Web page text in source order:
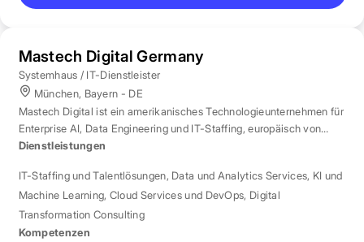
Mastech Digital Germany
Systemhaus / IT-Dienstleister
München, Bayern - DE
Mastech Digital ist ein amerikanisches Technologieunternehmen für
Enterprise AI, Data Engineering und IT-Staffing, europäisch von
London aus betreut.
Dienstleistungen
IT-Staffing und Talentlösungen, Data und Analytics Services, KI und
Machine Learning, Cloud Services und DevOps, Digital
Transformation Consulting
Kompetenzen